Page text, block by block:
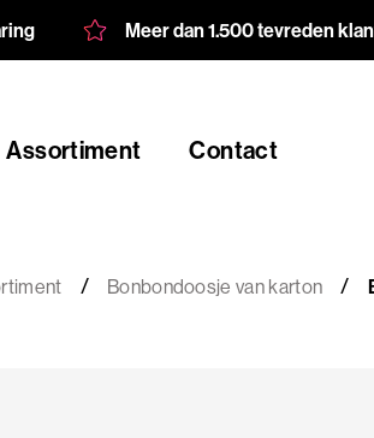
Meer dan 1.500 tevreden
Assortiment Contact
Bonbondoosje van karton